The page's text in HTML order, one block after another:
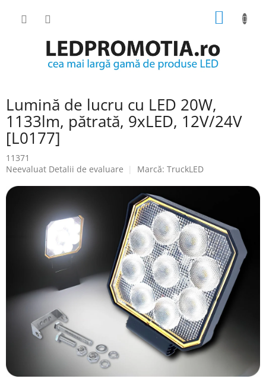
COŞ
Lumină de lucru cu LED 20W,
1133lm, pătrată, 9xLED, 12V/24V
[L0177]
11371
Evaluarea
a
Neevaluat Detalii de evaluare Marcă: TruckLED